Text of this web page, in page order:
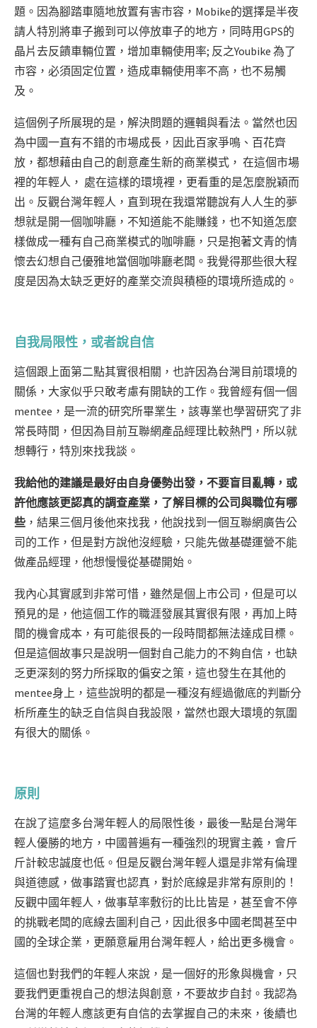
題。因為腳踏車隨地放置有害市容，Mobike的選擇是半夜
請人特別將車子搬到可以停放車子的地方，同時用GPS的
晶片去反饋車輛位置，增加車輛使用率; 反之Youbike 為了
市容，必須固定位置，造成車輛使用率不高，也不易觸
及。
這個例子所展現的是，解決問題的邏輯與看法。當然也因
為中國一直有不錯的市場成長，因此百家爭鳴、百花齊
放，都想藉由自己的創意產生新的商業模式， 在這個市場
裡的年輕人， 處在這樣的環境裡，更看重的是怎麼脫穎而
出。反觀台灣年輕人，直到現在我還常聽說有人人生的夢
想就是開一個咖啡廳，不知道能不能賺錢，也不知道怎麼
樣做成一種有自己商業模式的咖啡廳，只是抱著文青的情
懷去幻想自己優雅地當個咖啡廳老闆。我覺得那些很大程
度是因為太缺乏更好的產業交流與積極的環境所造成的。
自我局限性，或者說自信
這個跟上面第二點其實很相關，也許因為台灣目前環境的
關係，大家似乎只敢考慮有開缺的工作。我曾經有個一個
mentee，是一流的研究所畢業生，該專業也學習研究了非
常長時間，但因為目前互聯網產品經理比較熱門，所以就
想轉行，特別來找我談。
我給他的建議是最好由自身優勢出發，不要盲目亂轉，或
許他應該更認真的調查產業，了解目標的公司與職位有哪
些 ，結果三個月後他來找我，他說找到一個互聯網廣告公
司的工作，但是對方說他沒經驗，只能先做基礎運營不能
做產品經理，他想慢慢從基礎開始。
我內心其實感到非常可惜，雖然是個上市公司，但是可以
預見的是，他這個工作的職涯發展其實很有限，再加上時
間的機會成本，有可能很長的一段時間都無法達成目標。
但是這個故事只是說明一個對自己能力的不夠自信，也缺
乏更深刻的努力所採取的偏安之策，這也發生在其他的
mentee身上，這些說明的都是一種沒有經過徹底的判斷分
析所產生的缺乏自信與自我設限，當然也跟大環境的氛圍
有很大的關係。
原則
在說了這麼多台灣年輕人的局限性後，最後一點是台灣年
輕人優勝的地方，中國普遍有一種強烈的現實主義，會斤
斤計較忠誠度也低。但是反觀台灣年輕人還是非常有倫理
與道德感，做事踏實也認真，對於底線是非常有原則的！
反觀中國年輕人，做事草率敷衍的比比皆是，甚至會不停
的挑戰老闆的底線去圖利自己，因此很多中國老闆甚至中
國的全球企業，更願意雇用台灣年輕人，給出更多機會。
這個也對我們的年輕人來說，是一個好的形象與機會，只
要我們更重視自己的想法與創意，不要故步自封。我認為
台灣的年輕人應該更有自信的去掌握自己的未來，後續也